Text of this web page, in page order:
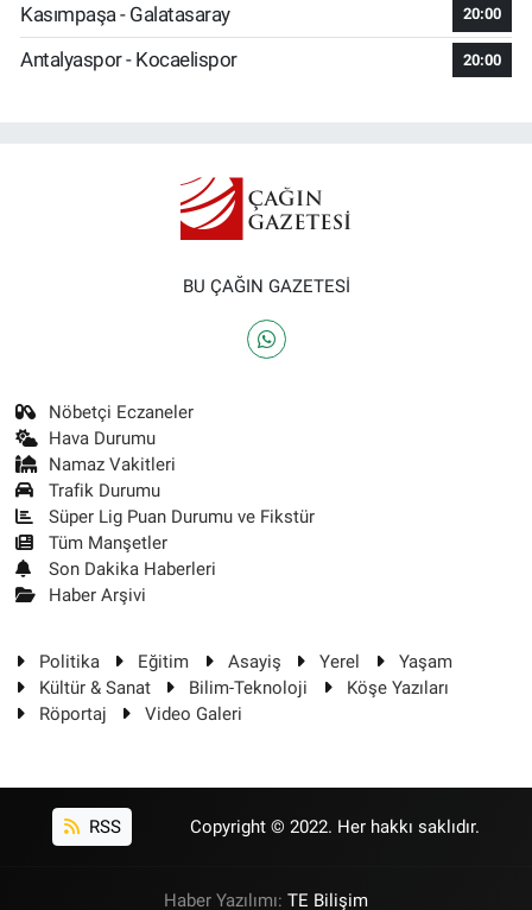
Kasımpaşa - Galatasaray 20:00
Antalyaspor - Kocaelispor 20:00
BU ÇAĞIN GAZETESİ
Nöbetçi Eczaneler
Hava Durumu
Namaz Vakitleri
Trafik Durumu
Süper Lig Puan Durumu ve Fikstür
Tüm Manşetler
Son Dakika Haberleri
Haber Arşivi
Politika Eğitim Asayiş Yerel
Yaşam
Kültür & Sanat
Bilim-Teknoloji
Köşe Yazıları
Röportaj
Video Galeri
RSS Copyright © 2022. Her hakkı saklıdır.
Haber Yazılımı: TE Bilişim